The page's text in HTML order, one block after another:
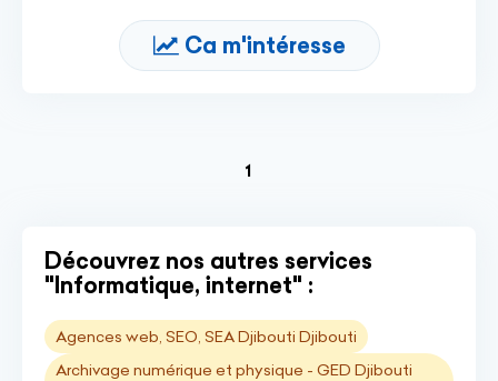
Ca m'intéresse
1
Découvrez nos autres services
"Informatique, internet" :
Agences web, SEO, SEA Djibouti Djibouti
Archivage numérique et physique - GED Djibouti